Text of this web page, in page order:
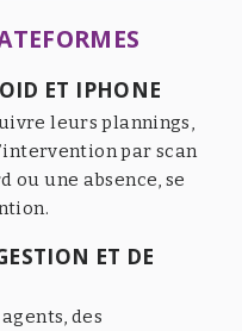
ET IPHONE
leurs plannings,
par scan
ou une absence, se
ET DE
des